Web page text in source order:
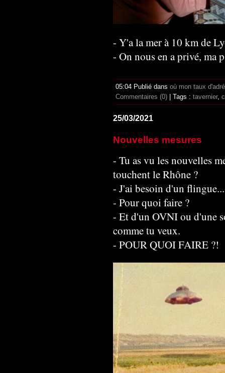
- Y'a la mer à 10 km de
- On nous en a privé, ma
05:04 Publié dans où mon taux
Commentaires (0) | Tags : tavernier,
25/03/2021
Nouvelles mesures
- Tu as vu les nouvelles
touchent le Rhône ?
- J'ai besoin d'un flingue...
- Pour quoi faire ?
- Et d'un OVNI ou d'une
comme tu veux.
- POUR QUOI FAIRE ?!